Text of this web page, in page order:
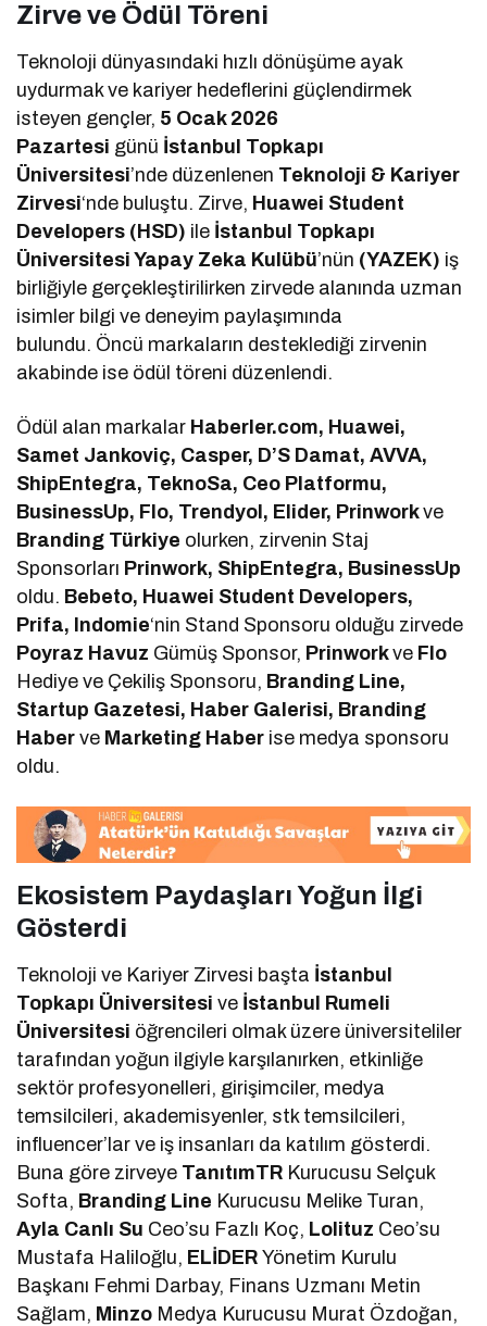
Zirve ve Ödül Töreni
Teknoloji dünyasındaki hızlı dönüşüme ayak
uydurmak ve kariyer hedeflerini güçlendirmek
isteyen gençler, 5 Ocak 2026
Pazartesi günü İstanbul Topkapı
Üniversitesi’nde düzenlenen Teknoloji & Kariyer
Zirvesi‘nde buluştu. Zirve, Huawei Student
Developers (HSD) ile İstanbul Topkapı
Üniversitesi Yapay Zeka Kulübü’nün (YAZEK) iş
birliğiyle gerçekleştirilirken zirvede alanında uzman
isimler bilgi ve deneyim paylaşımında
bulundu. Öncü markaların desteklediği zirvenin
akabinde ise ödül töreni düzenlendi.
Ödül alan markalar Haberler.com, Huawei,
Samet Jankoviç, Casper, D’S Damat, AVVA,
ShipEntegra, TeknoSa, Ceo Platformu,
BusinessUp, Flo, Trendyol, Elider, Prinworkve
Branding Türkiye olurken, zirvenin Staj
Sponsorları Prinwork, ShipEntegra, BusinessUp
oldu. Bebeto, Huawei Student Developers,
Prifa, Indomie‘nin Stand Sponsoru olduğu zirvede
Poyraz Havuz Gümüş Sponsor, Prinworkve Flo
Hediye ve Çekiliş Sponsoru, Branding Line,
Startup Gazetesi, Haber Galerisi, Branding
Haberve Marketing Haber ise medya sponsoru
oldu.
Ekosistem Paydaşları Yoğun İlgi
Gösterdi
Teknoloji ve Kariyer Zirvesi başta İstanbul
Topkapı Üniversitesive İstanbul Rumeli
Üniversitesi öğrencileri olmak üzere üniversiteliler
tarafından yoğun ilgiyle karşılanırken, etkinliğe
sektör profesyonelleri, girişimciler, medya
temsilcileri, akademisyenler, stk temsilcileri,
influencer’lar ve iş insanları da katılım gösterdi.
Buna göre zirveye TanıtımTR Kurucusu Selçuk
Softa, Branding Line Kurucusu Melike Turan,
Ayla Canlı Su Ceo’su Fazlı Koç, Lolituz Ceo’su
Mustafa Haliloğlu, ELİDERYönetim Kurulu
Başkanı Fehmi Darbay, Finans Uzmanı Metin
Sağlam, Minzo Medya Kurucusu Murat Özdoğan,